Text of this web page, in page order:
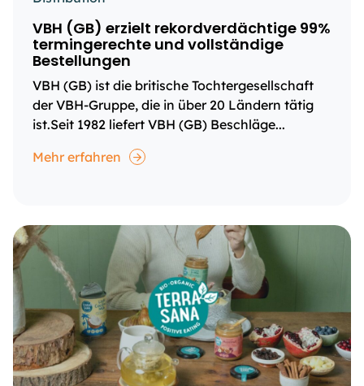
VBH (GB) erzielt rekordverdächtige 99%
termingerechte und vollständige
Bestellungen
VBH (GB) ist die britische Tochtergesellschaft
der VBH-Gruppe, die in über 20 Ländern tätig
ist.Seit 1982 liefert VBH (GB) Beschläge...
Mehr erfahren